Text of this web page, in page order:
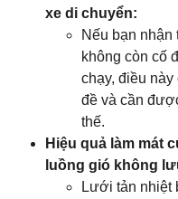
xe di chuyển:
Nếu bạn
không còn cố
chạy, điều này
đề và cần
thế.
Hiệu quả làm mát
luồng gió không
Lưới tản nhiệt